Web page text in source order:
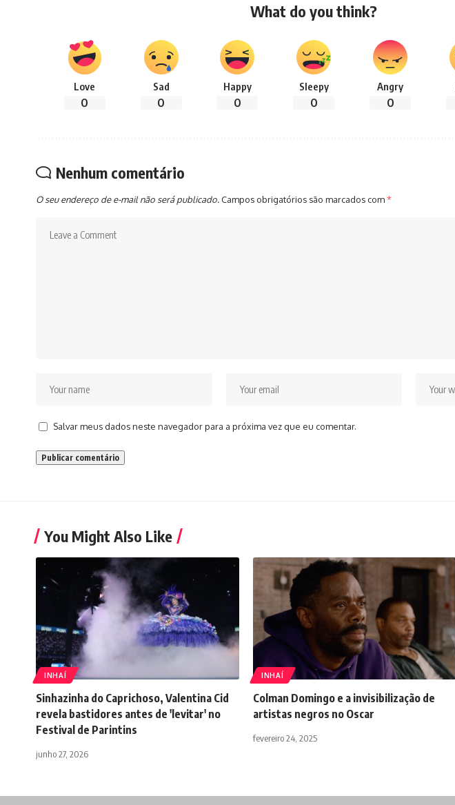
What do you think?
Love
0
Sad
0
Happy
0
Sleepy
0
Angry
0
Nenhum comentário
O seu endereço de e-mail não será publicado. Campos obrigatórios são marcados com*
Salvar meus dados neste navegador para a próxima vez que eu comentar.
You Might Also Like
INHAÍ
Sinhazinha do Caprichoso, Valentina Cid
revela bastidores antes de 'levitar' no
Festival de Parintins
junho 27, 2026
INHAÍ
Colman Domingo e a invisibilização de
artistas negros no Oscar
fevereiro 24, 2025